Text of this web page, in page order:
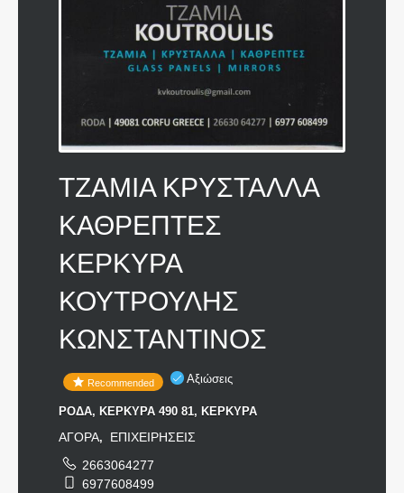
ΤΖΑΜΙΑ ΚΡΥΣΤΑΛΛΑ
ΚΑΘΡΕΠΤΕΣ
ΚΕΡΚΥΡΑ
ΚΟΥΤΡΟΥΛΗΣ
ΚΩΝΣΤΑΝΤΙΝΟΣ
Recommended Αξιώσεις
ΡΟΔΑ, ΚΕΡΚΥΡΑ 490 81, ΚΕΡΚΥΡΑ
ΑΓΟΡΑ, ΕΠΙΧΕΙΡΗΣΕΙΣ
2663064277
6977608499